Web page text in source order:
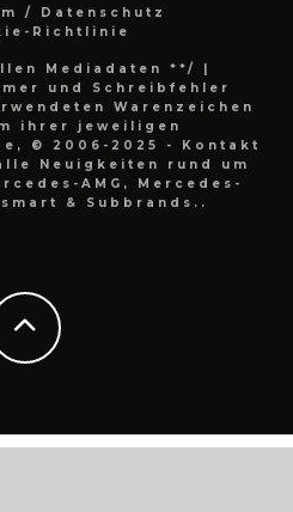
/ Datenschutz
Richtlinie
Mediadaten **/
|
und Schreibfehler
Warenzeichen
ihrer jeweiligen
© 2006-2025 - Kontakt
Neuigkeiten rund um
AMG, Mercedes-
& Subbrands..